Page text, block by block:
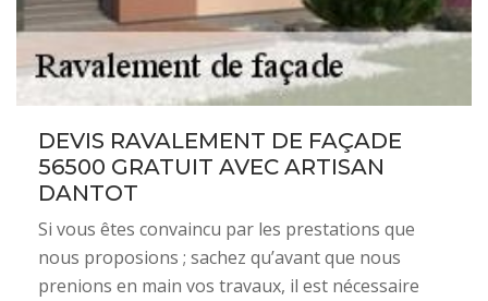
DEVIS RAVALEMENT DE FAÇADE
56500 GRATUIT AVEC ARTISAN
DANTOT
Si vous êtes convaincu par les prestations que
nous proposions ; sachez qu’avant que nous
prenions en main vos travaux, il est nécessaire